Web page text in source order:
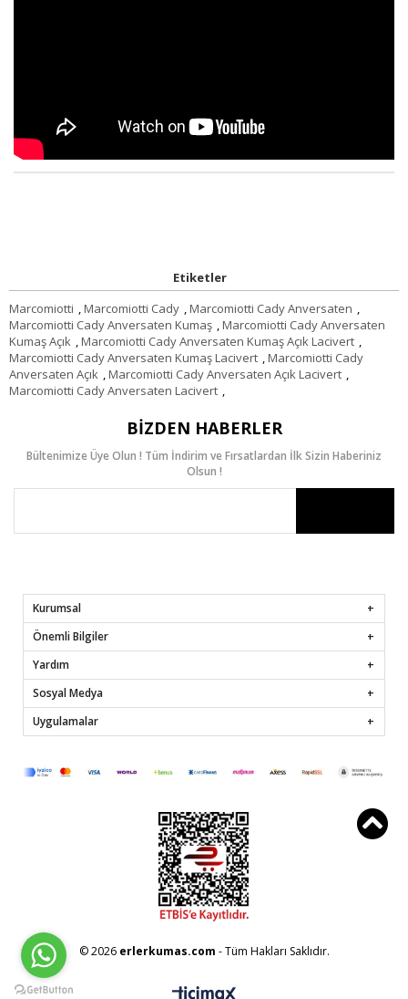
Etiketler
Marcomiotti ,Marcomiotti Cady ,Marcomiotti Cady Anversaten ,
Marcomiotti Cady Anversaten Kumaş ,Marcomiotti Cady Anversaten
Kumaş Açık ,Marcomiotti Cady Anversaten Kumaş Açık Lacivert ,
Marcomiotti Cady Anversaten Kumaş Lacivert ,Marcomiotti Cady
Anversaten Açık ,Marcomiotti Cady Anversaten Açık Lacivert ,
Marcomiotti Cady Anversaten Lacivert ,
BIZDEN HABERLER
Bültenimize Üye Olun ! Tüm İndirim ve Fırsatlardan İlk Sizin Haberiniz
Olsun !
Kurumsal
Önemli Bilgiler
Yardım
Sosyal Medya
Uygulamalar
© 2026 erlerkumas.com - Tüm Hakları Saklıdır.